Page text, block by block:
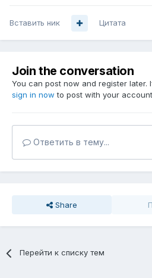
Вставить ник Цитата
Join the conversation
You can post now and register later.
sign in now to post with your
Ответить в тему...
Share
Перейти к списку тем